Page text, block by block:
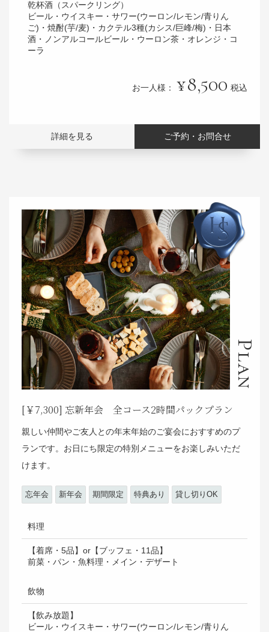
乾杯酒（スパークリング）
ビール・ウイスキー・サワー(ウーロン/レモン/青りん
ご)・焼酎(芋/麦)・カクテル3種(カシス/巨峰/梅)・日本
酒・ノンアルコールビール・ウーロン茶・オレンジ・コ
ーラ
お一人様： 8,500 税込
詳細を見る ご予約・お問合せ
Plan
[￥7,300] 忘新年会 全コース2時間パックプラン
親しい仲間やご友人との年末年始のご宴会におすすめのプ
ランです。お日にち限定の特別メニューをお楽しみいただ
けます。
忘年会 新年会 期間限定 特典あり 貸し切りOK
料理
【着席・5品】or【ブッフェ・11品】
前菜・パン・魚料理・メイン・デザート
飲物
【飲み放題】
ビール・ウイスキー・サワー(ウーロン/レモン/青りん